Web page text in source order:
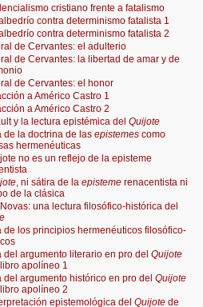
cristiano frente a fatalismo
contra determinismo fatalista 1
contra determinismo fatalista 2
de Cervantes: el adulterio
de Cervantes: la libertad de amar y de
de Cervantes: el honor
a Américo Castro 1
a Américo Castro 2
y la lectura epistémica del Quijote
de la doctrina de las epistemescomo
hermenéuticas
no es un reflejo de la episteme
, ni sátira de la episteme renacentista ni
de la clásica
una lectura filosófico-histórica del
de los principios hermenéuticos filosófico-
del argumento literario en pro del Quijote
apolíneo 1
del argumento histórico en pro del Quijote
apolíneo 2
epistemológica del Quijotede